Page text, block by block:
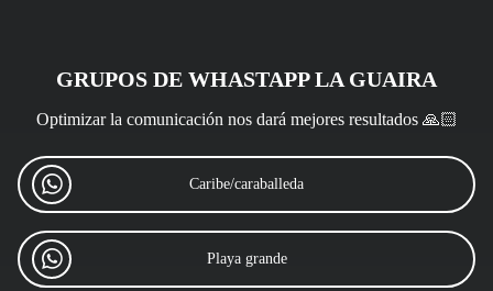
GRUPOS DE WHASTAPP LA GUAIRA
Optimizar la comunicación nos dará mejores resultados 🙏🏻
Caribe/caraballeda
Playa grande